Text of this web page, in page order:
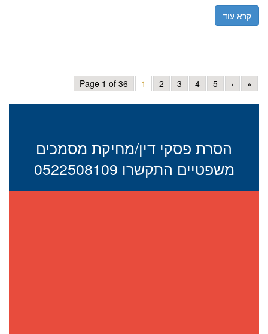
קרא עוד
Page 1 of 36 1 2 3 4 5 › »
הסרת פסקי דין/מחיקת מסמכים
משפטיים התקשרו 0522508109